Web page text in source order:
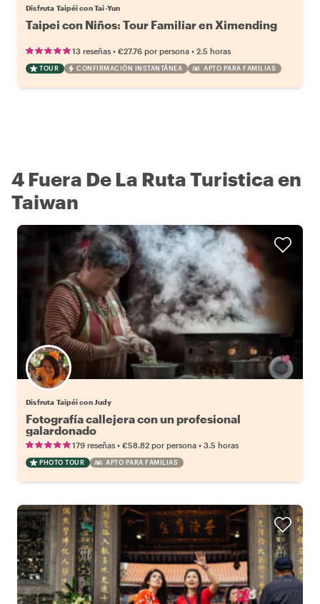
Disfruta Taipéi con Tai-Yun
Taipei con Niños: Tour Familiar en Ximending
13 reseñas • €27.76 por persona • 2.5 horas
TOUR CONFIRMACIÓN INSTANTÁNEA APTO PARA FAMILIAS
4 Fuera De La Ruta Turistica en
Taiwan
Disfruta Taipéi con Judy
Fotografía callejera con un profesional
galardonado
179 reseñas • €58.82 por persona • 3.5 horas
PHOTO TOUR APTO PARA FAMILIAS